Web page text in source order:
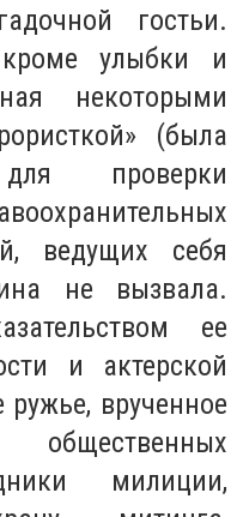
гостьи.
улыбки и
некоторыми
(была
проверки
ведущих себя
не вызвала.
ее
и актерской
врученное
милиции,